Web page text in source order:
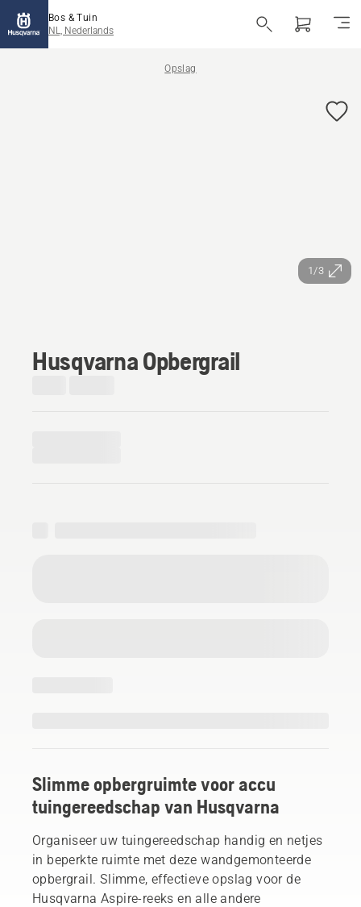
Bos & Tuin
NL, Nederlands
Opslag
1/3
Husqvarna Opbergrail
Slimme opbergruimte voor accu
tuingereedschap van Husqvarna
Organiseer uw tuingereedschap handig en netjes
in beperkte ruimte met deze wandgemonteerde
opbergrail. Slimme, effectieve opslag voor de
Husqvarna Aspire-reeks en alle andere